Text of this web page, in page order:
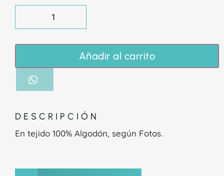
Añadir al carrito
DESCRIPCIÓN
En tejido 100% Algodón, según Fotos.